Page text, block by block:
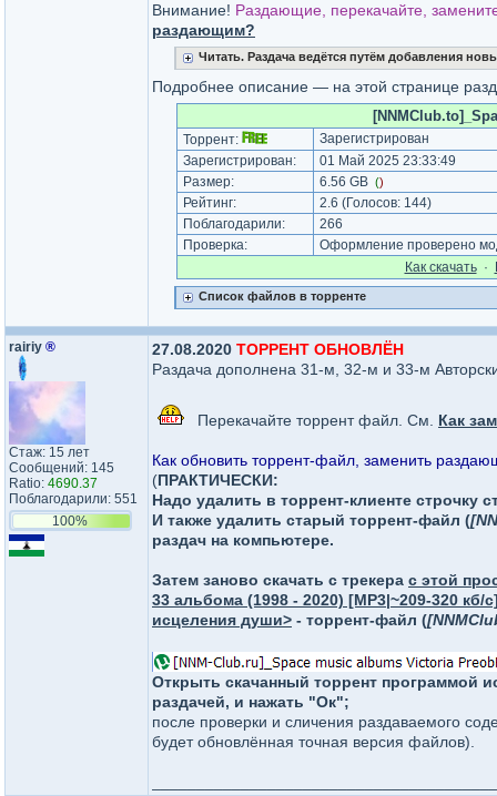
Внимание! Раздающие, перекачайте,
раздающим?
Читать. Раздача ведётся путём добавления
Подробнее описание — на этой странице
Торрент:
Зарегистрирован
Зарегистрирован:
01 Май 2025 23:33:49
Размер:
6.56 GB ()
Рейтинг: 2.6 (Голосов: 144)
Поблагодарили:
266
Проверка:
Оформление проверено
Как cкачать·
Список файлов в торренте
rairiy ®
Стаж: 15 лет
Сообщений: 145
Ratio: 4690.37
Поблагодарили: 551
100%
27.08.2020 ТОРРЕНТ ОБНОВЛЁН
Раздача дополнена 31-м, 32-м и 33-м
Перекачайте торрент файл. См. Как
Как обновить торрент-файл, заменить
(ПРАКТИЧЕСКИ:
Надо удалить в торрент-клиенте
И также удалить старый торрент-файл (
раздач на компьютере.
Затем заново скачать с трекера с этой
33 альбома (1998 - 2020) [MP3|~209-320
исцеления души> - торрент-файл (
Открыть скачанный торрент программой
раздачей, и нажать "Ок";
после проверки и сличения раздаваемого
будет обновлённая точная версия файлов).